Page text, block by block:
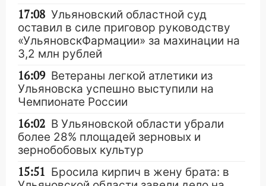
17:08 Ульяновский областной суд
оставил в силе приговор руководству
«УльяновскФармации» за махинации на
3,2 млн рублей
16:09 Ветераны легкой атлетики из
Ульяновска успешно выступили на
Чемпионате России
16:02 В Ульяновской области убрали
более 28% площадей зерновых и
зернобобовых культур
15:51 Бросила кирпич в жену брата: в